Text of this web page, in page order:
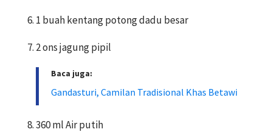
1 buah kentang potong dadu besar
2 ons jagung pipil
Baca juga:
Gandasturi, Camilan Tradisional Khas Betawi
360 ml Air putih